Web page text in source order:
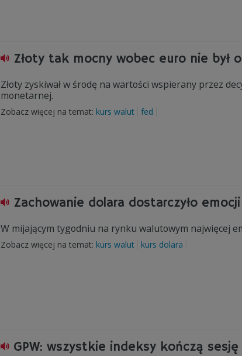
Złoty tak mocny wobec euro nie był
Złoty zyskiwał w środę na wartości wspierany przez
monetarnej.
Zobacz więcej na temat: kurs walut fed
Zachowanie dolara dostarczyło
W mijającym tygodniu na rynku walutowym najwięcej
Zobacz więcej na temat: kurs walut kurs dolara
GPW: wszystkie indeksy kończą